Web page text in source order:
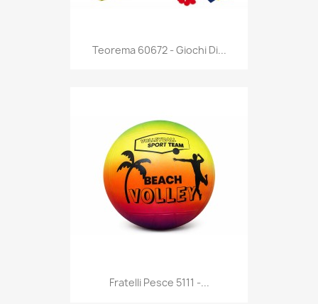
Anteprima
Teorema 60672 - Giochi Di...
Anteprima
Fratelli Pesce 5111 -...